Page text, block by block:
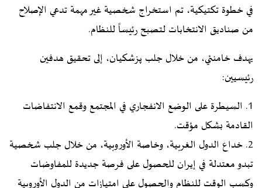
في خطوة تكتيكية، تم استخراج شخصية غير مهمة تدعي الإصلاح
من صناديق الانتخابات لتصبح رئيساً للنظام.
يهدف خامنئي، من خلال جلب پزشکیان، إلى تحقيق هدفين
رئيسيين:
1. السيطرة على الوضع الانفجاري في المجتمع وقمع الانتفاضات
القادمة بشكل مؤقت.
2. خداع الدول الغربية، وخاصة الأوروبية، من خلال جلب شخصية
تبدو معتدلة في إيران للحصول على فرصة جديدة للمفاوضات
وكسب الوقت للنظام والحصول على امتيازات من الدول الأوروبية